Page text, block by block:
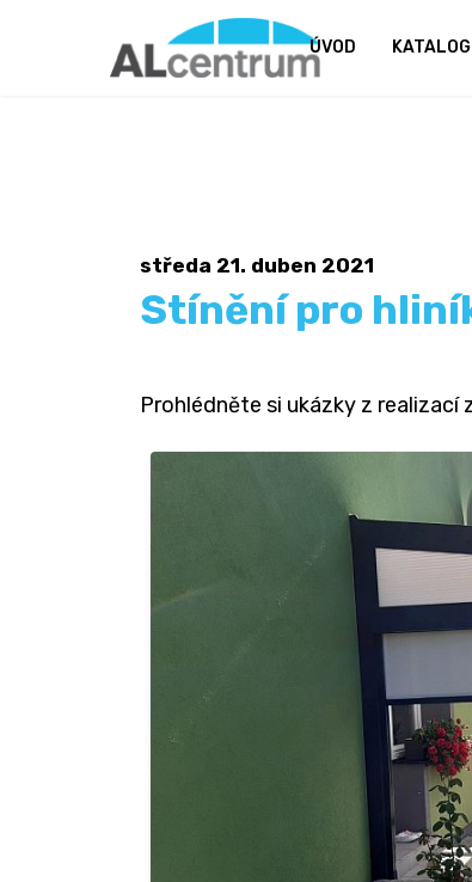
ÚVOD
středa 21. duben 2021
Stínění pro
Prohlédněte si ukázky z